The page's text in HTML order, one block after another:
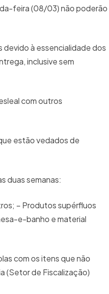
feira (08/03) não poderão
devido à essencialidade dos
inclusive sem
com outros
estão vedados de
duas semanas:
– Produtos supérfluos
e-banho e material
com os itens que não
(Setor de Fiscalização)